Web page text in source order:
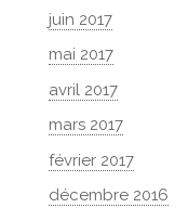
juin 2017
mai 2017
avril 2017
mars 2017
février 2017
décembre 2016